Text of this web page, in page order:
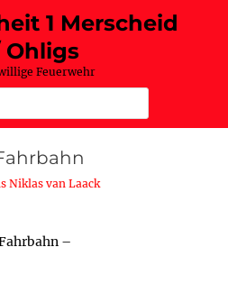
1 Merscheid
Ohligs
Feuerwehr
Niklas van Laack
–